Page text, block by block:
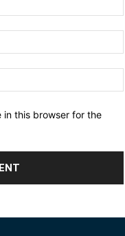
in this browser for the